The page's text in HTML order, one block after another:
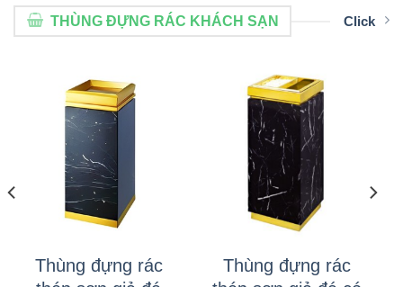
THÙNG ĐỰNG RÁC KHÁCH SẠN Click
Thùng đựng rác
Thùng đựng rác